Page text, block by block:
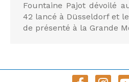
Fountaine Pajot dévoilé
42 lancé à Düsseldorf et
de présenté à la Grande